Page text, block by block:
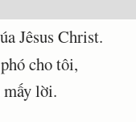
Jêsus Christ.
cho tôi,
mấy lời.